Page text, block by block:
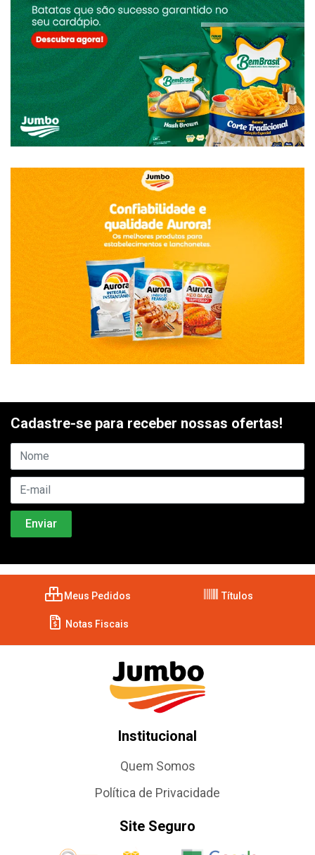
Cadastre-se para receber nossas ofertas!
Meus Pedidos Títulos
Notas Fiscais
Institucional
Quem Somos
Política de Privacidade
Site Seguro